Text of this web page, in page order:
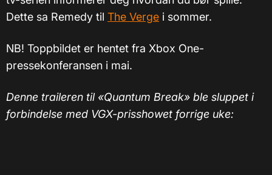
Dette sa Remedy til The Verge i sommer.
NB! Toppbildet er hentet fra Xbox One-
pressekonferansen i mai.
Denne traileren til «Quantum Break» ble sluppet i
forbindelse med VGX-prisshowet forrige uke: